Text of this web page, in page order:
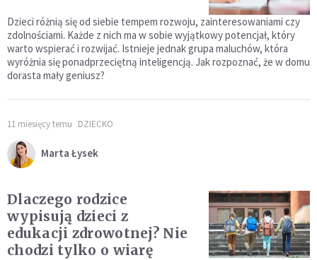
Dzieci różnią się od siebie tempem rozwoju, zainteresowaniami czy
zdolnościami. Każde z nich ma w sobie wyjątkowy potencjał, który
warto wspierać i rozwijać. Istnieje jednak grupa maluchów, która
wyróżnia się ponadprzeciętną inteligencją. Jak rozpoznać, że w domu
dorasta mały geniusz?
11 miesięcy temu DZIECKO
Marta Łysek
Dlaczego rodzice
wypisują dzieci z
edukacji zdrowotnej? Nie
chodzi tylko o wiarę